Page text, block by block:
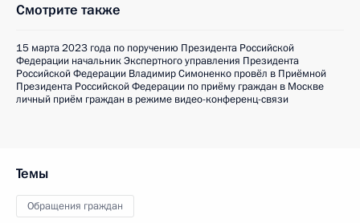
Смотрите также
15 марта 2023 года по поручению Президента Российской
Федерации начальник Экспертного управления Президента
Российской Федерации Владимир Симоненко провёл в Приёмной
Президента Российской Федерации по приёму граждан в Москве
личный приём граждан в режиме видео-конференц-связи
Темы
Обращения граждан